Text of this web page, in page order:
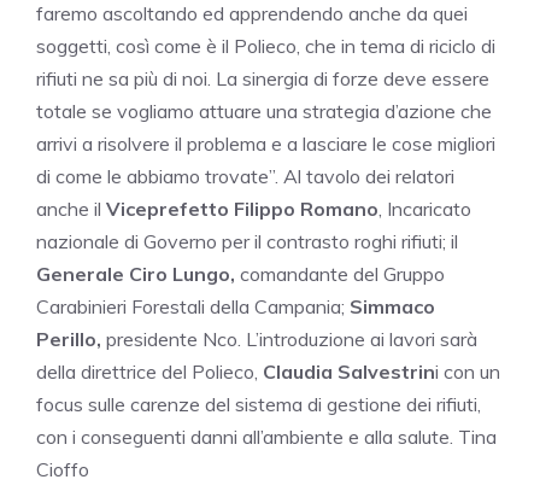
faremo ascoltando ed apprendendo anche da quei
soggetti, così come è il Polieco, che in tema di riciclo di
rifiuti ne sa più di noi. La sinergia di forze deve essere
totale se vogliamo attuare una strategia d’azione che
arrivi a risolvere il problema e a lasciare le cose migliori
di come le abbiamo trovate”. Al tavolo dei relatori
anche il Viceprefetto Filippo Romano, Incaricato
nazionale di Governo per il contrasto roghi rifiuti; il
Generale Ciro Lungo, comandante del Gruppo
Carabinieri Forestali della Campania; Simmaco
Perillo, presidente Nco. L’introduzione ai lavori sarà
della direttrice del Polieco, Claudia Salvestrini con un
focus sulle carenze del sistema di gestione dei rifiuti,
con i conseguenti danni all’ambiente e alla salute. Tina
Cioffo